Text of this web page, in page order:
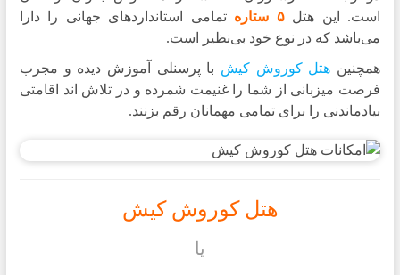
است. این هتل۵ ستاره
تمامی استانداردهای جهانی را دارا
می‌باشد که در نوع خود بی‌نظیر است.
همچنین هتل کوروش کیش با پرسنلی آموزش دیده و مجرب
فرصت میزبانی از شما را غنیمت شمرده و در تلاش اند اقامتی
بیادماندنی را برای تمامی مهمانان رقم بزنند.
هتل کوروش کیش
یا